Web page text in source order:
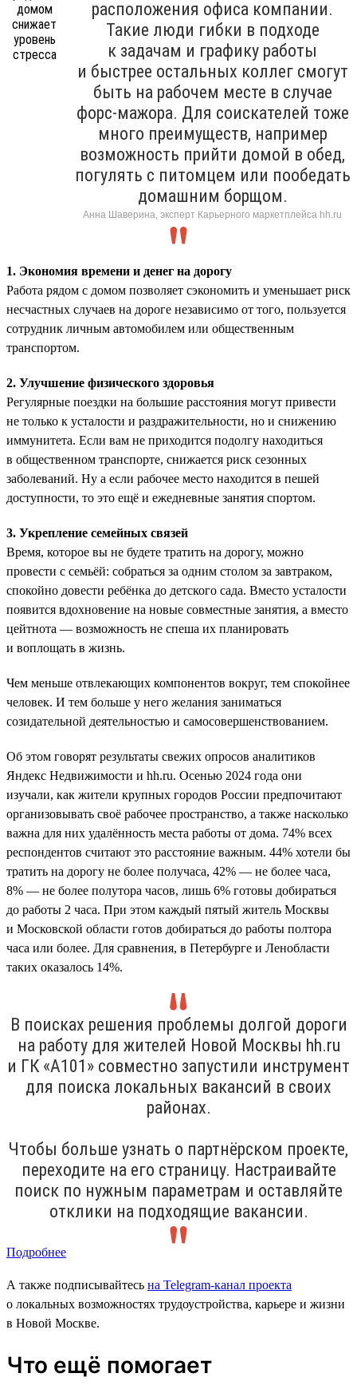
расположения офиса компании.
Такие люди гибки в подходе
к задачам и графику работы
и быстрее остальных коллег смогут
быть на рабочем месте в случае
форс-мажора. Для соискателей тоже
много преимуществ, например
возможность прийти домой в обед,
погулять с питомцем или пообедать
домашним борщом.
Анна Шаверина, эксперт Карьерного маркетплейса hh.ru
1. Экономия времени и денег на дорогу
Работа рядом с домом позволяет сэкономить и уменьшает риск
несчастных случаев на дороге независимо от того, пользуется
сотрудник личным автомобилем или общественным
транспортом.
2. Улучшение физического здоровья
Регулярные поездки на большие расстояния могут привести
не только к усталости и раздражительности, но и снижению
иммунитета. Если вам не приходится подолгу находиться
в общественном транспорте, снижается риск сезонных
заболеваний. Ну а если рабочее место находится в пешей
доступности, то это ещё и ежедневные занятия спортом.
3. Укрепление семейных связей
Время, которое вы не будете тратить на дорогу, можно
провести с семьёй: собраться за одним столом за завтраком,
спокойно довести ребёнка до детского сада. Вместо усталости
появится вдохновение на новые совместные занятия, а вместо
цейтнота — возможность не спеша их планировать
и воплощать в жизнь.
Чем меньше отвлекающих компонентов вокруг, тем спокойнее
человек. И тем больше у него желания заниматься
созидательной деятельностью и самосовершенствованием.
Об этом говорят результаты свежих опросов аналитиков
Яндекс Недвижимости и hh.ru. Осенью 2024 года они
изучали, как жители крупных городов России предпочитают
организовывать своё рабочее пространство, а также насколько
важна для них удалённость места работы от дома. 74% всех
респондентов считают это расстояние важным. 44% хотели бы
тратить на дорогу не более получаса, 42% — не более часа,
8% — не более полутора часов, лишь 6% готовы добираться
до работы 2 часа. При этом каждый пятый житель Москвы
и Московской области готов добираться до работы полтора
часа или более. Для сравнения, в Петербурге и Ленобласти
таких оказалось 14%.
В поисках решения проблемы долгой дороги
на работу для жителей Новой Москвы hh.ru
и ГК «А101» совместно запустили инструмент
для поиска локальных вакансий в своих
районах.
Чтобы больше узнать о партнёрском проекте,
переходите на его страницу. Настраивайте
поиск по нужным параметрам и оставляйте
отклики на подходящие вакансии.
Подробнее
А также подписывайтесь на Telegram-канал проекта
о локальных возможностях трудоустройства, карьере и жизни
в Новой Москве.
Что ещё помогает